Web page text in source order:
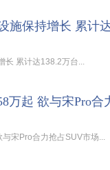
施保持增长 累计
长 累计达138.2万台...
万起 欲与宋Pro
宋Pro合力抢占SUV市场...